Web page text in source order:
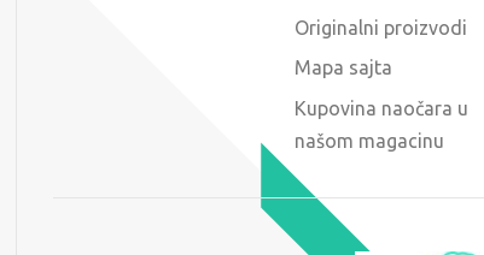
Originalni proizvodi
Mapa sajta
Kupovina naočara u
našom magacinu